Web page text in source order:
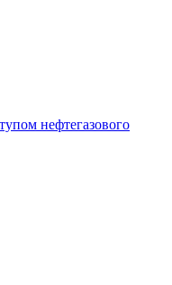
нефтегазового